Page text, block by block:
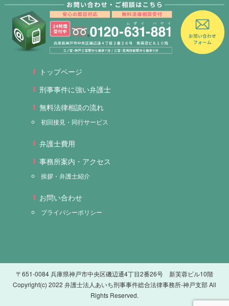
トップページ
刑事事件に強い弁護士
無料法律相談の流れ
初回接見・同行サービス
弁護士費用
事務所案内・アクセス
挨拶・弁護士紹介
お問い合わせ
プライバシーポリシー
〒651-0084 兵庫県神戸市中央区磯辺通4丁目2番26号 新芙蓉ビル10階
Copyright(c) 2022 弁護士法人あいち刑事事件総合法律事務所-神戸支部 All
Rights Reserved.